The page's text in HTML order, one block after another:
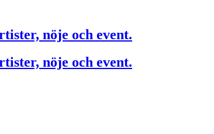
nöje och event.
nöje och event.